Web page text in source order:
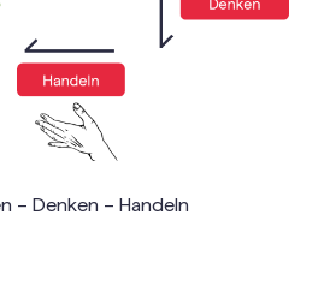
– Denken – Handeln